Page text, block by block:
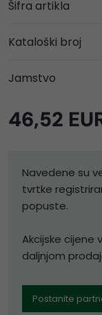
Šifra artikla
Kataloški broj
Jamstvo
46,52
Navedene su
tvrtke
popuste.
Akcijske cijene
daljnjom
Postanite